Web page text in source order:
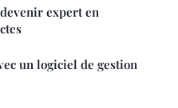
expert en
un logiciel de gestion